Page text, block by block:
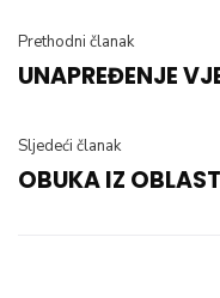
Prethodni članak
UNAPREĐENJE
Sljedeći članak
OBUKA IZ